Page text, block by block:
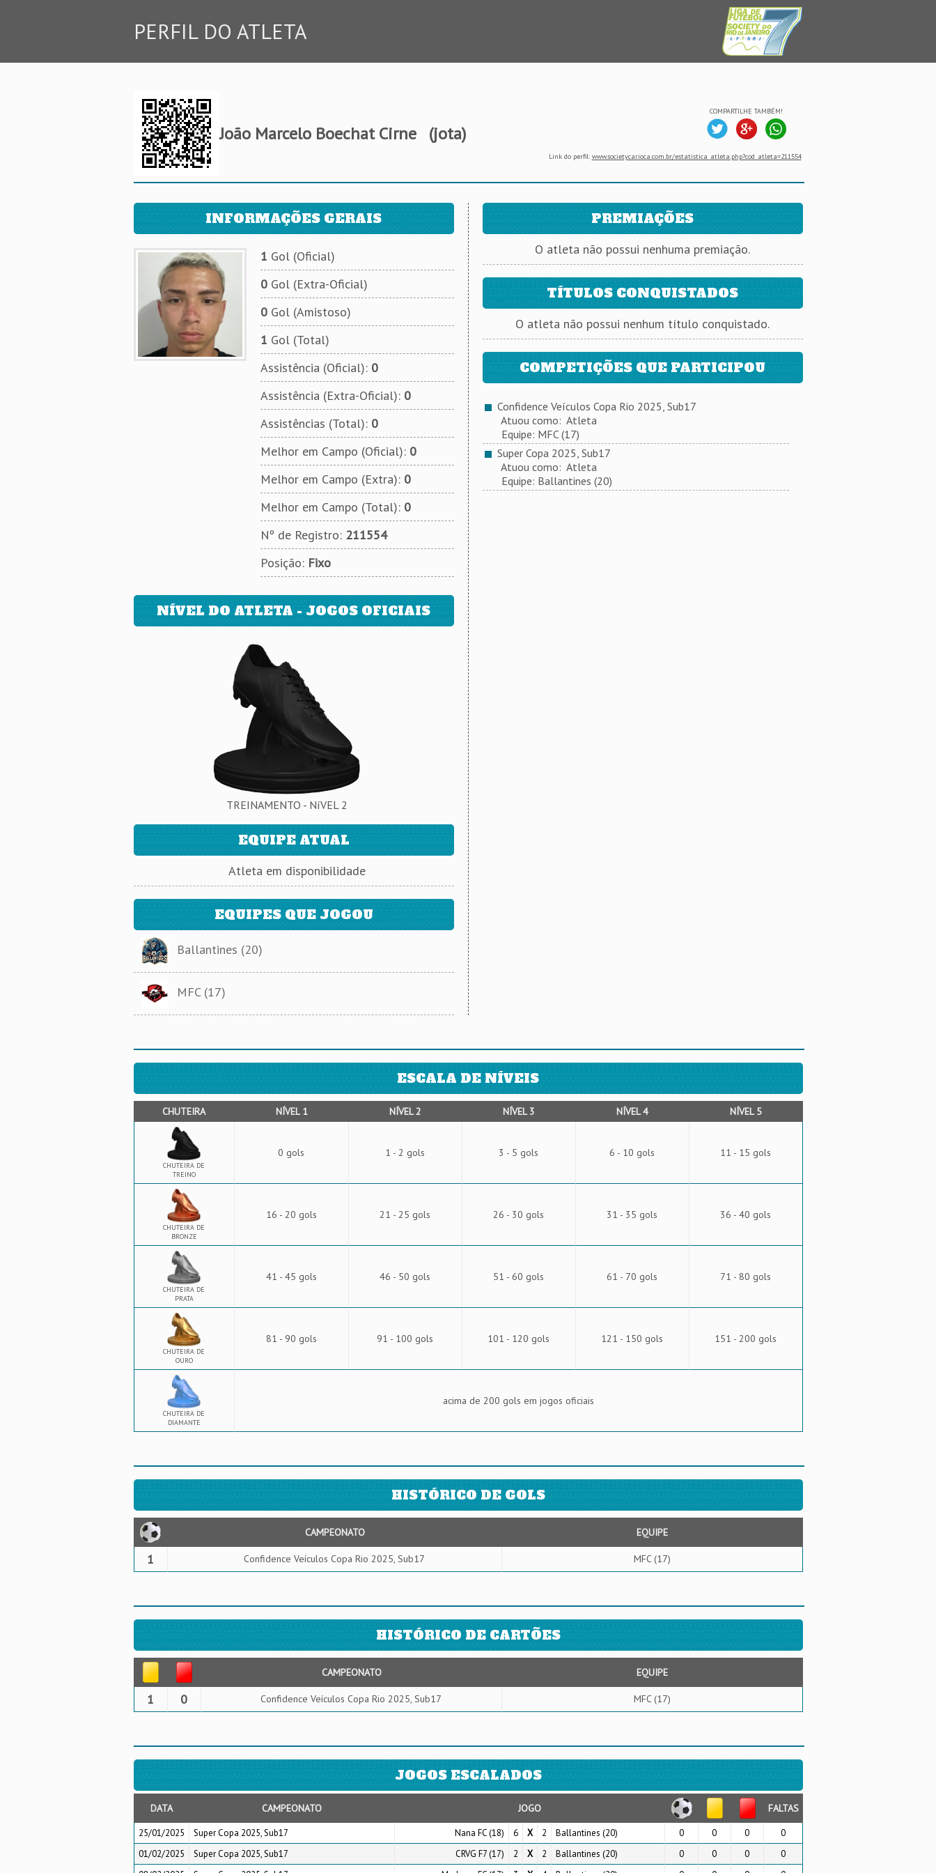
PERFIL DO ATLETA
João Marcelo Boechat Cirne (jota)
COMPARTILHE TAMBÉM!
Link do perfil: www.societycarioca.com.br/estatistica_atleta.php?cod_atleta=211554
INFORMAÇÕES GERAIS
1 Gol (Oficial)
0Gol (Extra-Oficial)
0Gol (Amistoso)
1 Gol (Total)
Assistência (Oficial): 0
Assistência (Extra-Oficial): 0
Assistências (Total): 0
Melhor em Campo (Oficial): 0
Melhor em Campo (Extra): 0
Melhor em Campo (Total): 0
Nº de Registro: 211554
Posição: Fixo
NÍVEL DO ATLETA - JOGOS OFICIAIS
TREINAMENTO - NíVEL 2
EQUIPE ATUAL
Atleta em disponibilidade
EQUIPES QUE JOGOU
Ballantines (20)
MFC (17)
PREMIAÇÕES
O atleta não possui nenhuma premiação.
TÍTULOS CONQUISTADOS
O atleta não possui nenhum título conquistado.
COMPETIÇÕES QUE PARTICIPOU
Confidence Veículos Copa Rio 2025, Sub17
Atuou como: Atleta
Equipe: MFC (17)
Super Copa 2025, Sub17
Atuou como: Atleta
Equipe: Ballantines (20)
ESCALA DE NÍVEIS
CHUTEIRA NÍVEL 1 NÍVEL 2 NÍVEL 3 NÍVEL 4 NÍVEL 5
CHUTEIRA DE
TREINO
0 gols 1 - 2 gols 3 - 5 gols 6 - 10 gols 11 - 15 gols
CHUTEIRA DE
BRONZE
16 - 20 gols 21 - 25 gols 26 - 30 gols 31 - 35 gols 36 - 40 gols
CHUTEIRA DE
PRATA
41 - 45 gols 46 - 50 gols 51 - 60 gols 61 - 70 gols 71 - 80 gols
CHUTEIRA DE
OURO
81 - 90 gols 91 - 100 gols 101 - 120 gols 121 - 150 gols 151 - 200 gols
CHUTEIRA DE
DIAMANTE
acima de 200 gols em jogos oficiais
HISTÓRICO DE GOLS
CAMPEONATO EQUIPE
1 Confidence Veículos Copa Rio 2025, Sub17 MFC (17)
HISTÓRICO DE CARTÕES
CAMPEONATO EQUIPE
1 0 Confidence Veículos Copa Rio 2025, Sub17 MFC (17)
JOGOS ESCALADOS
DATA CAMPEONATO JOGO FALTAS
25/01/2025 Super Copa 2025, Sub17 Nana FC (18) 6 X 2 Ballantines (20) 0 0 0
0
01/02/2025
Super Copa 2025, Sub17 CRVG F7 (17) 2 X 2 Ballantines (20) 0 0 0
0